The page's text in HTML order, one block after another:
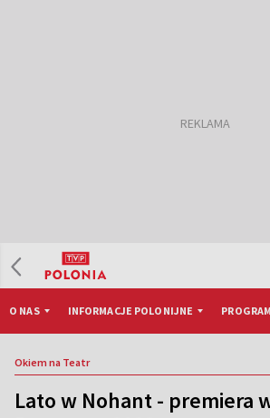
O NAS INFORMACJE POLONIJNE
Okiem na Teatr
Lato w Nohant - premiera